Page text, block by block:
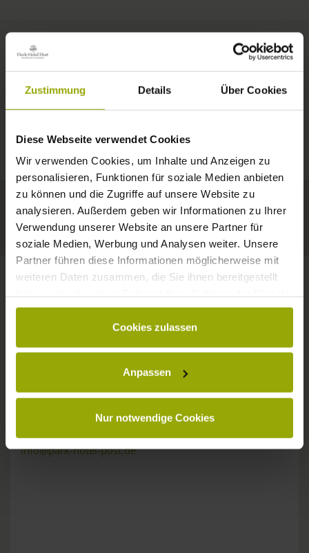
Zustimmung Details Über Cookies
Diese Webseite verwendet Cookies
Wir verwenden Cookies, um Inhalte und Anzeigen zu
personalisieren, Funktionen für soziale Medien anbieten
zu können und die Zugriffe auf unsere Website zu
analysieren. Außerdem geben wir Informationen zu Ihrer
Verwendung unserer Website an unsere Partner für
soziale Medien, Werbung und Analysen weiter. Unsere
Partner führen diese Informationen möglicherweise mit
weiteren Daten zusammen, die Sie ihnen bereitgestellt
gesammelt haben.
Cookies zulassen
Anpassen
Nur notwendige Cookies
ZIMMER & PREISE
EIN GUTES BUCH,
EIN BEQUEMES BETT,
RAUM ZUM TRÄUMEN
IMPRESSIONEN
FREIBURG
SCHWARZWALD
MARGRÄFLERLAND
KAISERSTUHL
© Deutscher Wetterdienst
29°C 29°C 32°C
Ein Hotel, das gefällt!
Wünsche, Fragen, Anregungen?
Wir sind gerne für Sie da:
Tel: +49 (0)761 - 385 480
info@park-hotel-post.de